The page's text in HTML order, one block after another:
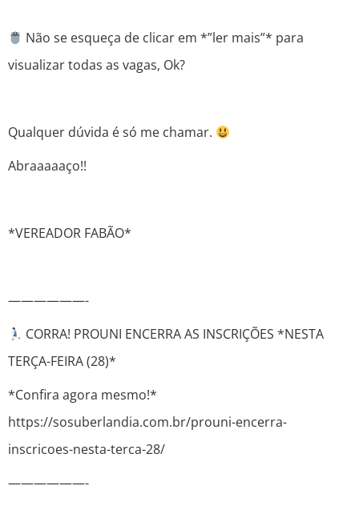
Não se esqueça de clicar em *”ler mais”* para
visualizar todas as vagas, Ok?
Qualquer dúvida é só me chamar.
Abraaaaaço!!
*VEREADOR FABÃO*
——————-
CORRA! PROUNI ENCERRA AS INSCRIÇÕES *NESTA
TERÇA-FEIRA (28)*
*Confira agora mesmo!*
https://sosuberlandia.com.br/prouni-encerra-
inscricoes-nesta-terca-28/
——————-